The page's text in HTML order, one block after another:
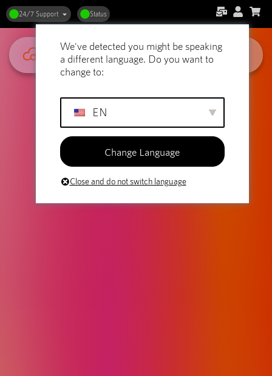
24/7 Support Status
We've detected you might be speaking
a different language. Do you want to
change to:
EN
Change Language
Close and do not switch language